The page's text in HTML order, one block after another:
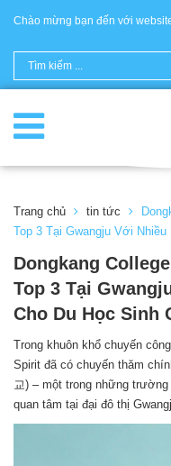
Chào mừng bạn đến với
Trang chủ tin tức
Top 3 Tại Gwangju Với
Dongkang
Top 3 Tại
Cho Du Học Sinh
Trong khuôn khổ chuyến
Spirit đã có chuyến thăm
교) – một trong những
quan tâm tại đại đô thị